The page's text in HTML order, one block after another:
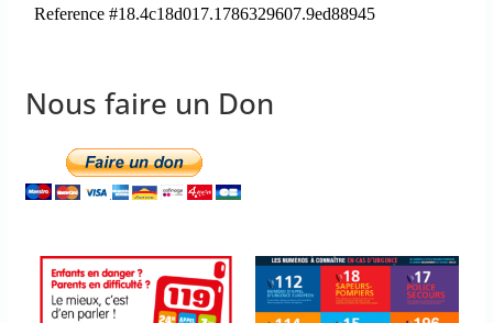
Nous faire un Don